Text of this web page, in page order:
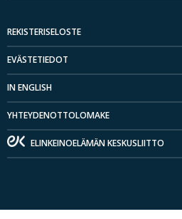
REKISTERISELOSTE
EVÄSTETIEDOT
IN ENGLISH
YHTEYDENOTTOLOMAKE
ELINKEINOELÄMÄN KESKUSLIITTO